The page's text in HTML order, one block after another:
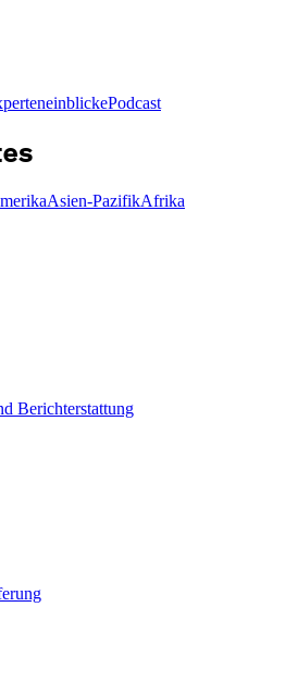
Podcast
Asien-PazifikAfrika
Berichterstattung